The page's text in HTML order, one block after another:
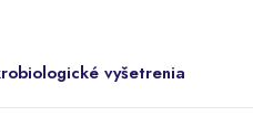
vyšetrenia